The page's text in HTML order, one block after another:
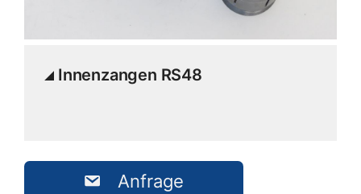
Innenzangen RS48
Anfrage